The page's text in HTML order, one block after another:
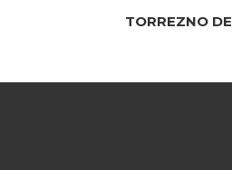
TORREZNO